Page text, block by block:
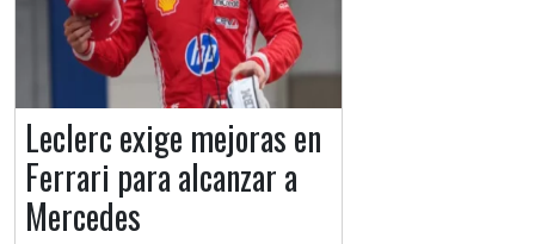
Leclerc exige mejoras en
Ferrari para alcanzar a
Mercedes